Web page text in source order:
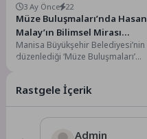
3 Ay Önce 22
Müze Buluşmaları’nda Hasan
Malay’ın Bilimsel Mirası
Konuşuldu
Manisa Büyükşehir Belediyesi’nin
düzenlediği ‘Müze Buluşmaları’
söyleşide, Prof. Dr. Cumhur...
Rastgele İçerik
Admin